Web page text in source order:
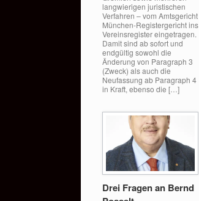
langwierigen juristischen
Verfahren – vom Amtsgericht
München-Registergericht ins
Vereinsregister eingetragen.
Damit sind ab sofort und
endgültig sowohl die
Änderung von Paragraph 3
(Zweck) als auch die
Neufassung ab Paragraph 4
in Kraft, ebenso die […]
Drei Fragen an Bernd